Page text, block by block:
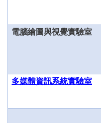
電腦繪圖與視覺實驗室
多媒體資訊系統實驗室